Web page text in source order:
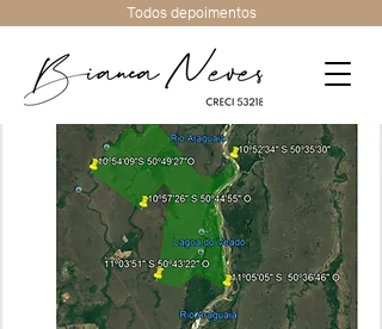
Todos depoimentos